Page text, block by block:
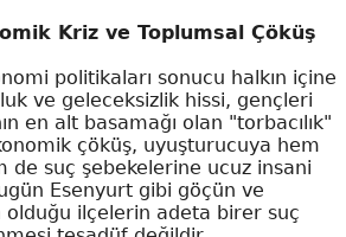
Kriz ve Toplumsal Çöküş
politikaları sonucu halkın içine
ve geleceksizlik hissi, gençleri
en alt basamağı olan "torbacılık"
çöküş, uyuşturucuya hem
de suç şebekelerine ucuz insani
Esenyurt gibi göçün ve
olduğu ilçelerin adeta birer suç